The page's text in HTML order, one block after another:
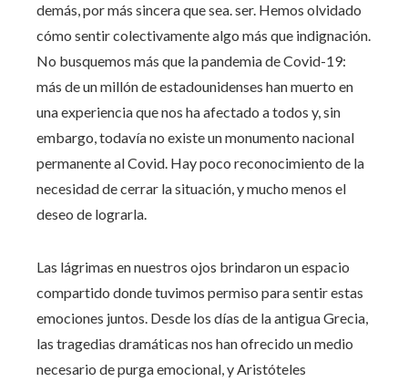
demás, por más sincera que sea. ser. Hemos olvidado
cómo sentir colectivamente algo más que indignación.
No busquemos más que la pandemia de Covid-19:
más de un millón de estadounidenses han muerto en
una experiencia que nos ha afectado a todos y, sin
embargo, todavía no existe un monumento nacional
permanente al Covid. Hay poco reconocimiento de la
necesidad de cerrar la situación, y mucho menos el
deseo de lograrla.
Las lágrimas en nuestros ojos brindaron un espacio
compartido donde tuvimos permiso para sentir estas
emociones juntos. Desde los días de la antigua Grecia,
las tragedias dramáticas nos han ofrecido un medio
necesario de purga emocional, y Aristóteles